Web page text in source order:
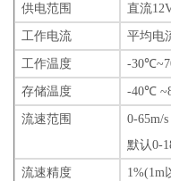
供电范围 直流
工作电流 平均电
工作温度 -
存储温度 -40℃
流速范围 0-65m/
默认0-
流速精度 1%(1m